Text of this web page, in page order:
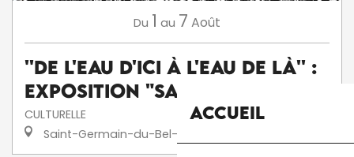
Accueil
Du 1 au 7 Août
''De l'eau d'ici à l'eau de là'' :
exposition "Sanctuaire"
CULTURELLE
Saint-Germain-du-Bel-Air